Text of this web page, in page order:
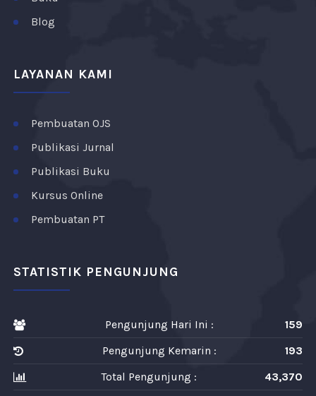
Blog
LAYANAN KAMI
Pembuatan OJS
Publikasi Jurnal
Publikasi Buku
Kursus Online
Pembuatan PT
STATISTIK PENGUNJUNG
Pengunjung Hari Ini :
159
Pengunjung Kemarin :
193
Total Pengunjung :
43,370